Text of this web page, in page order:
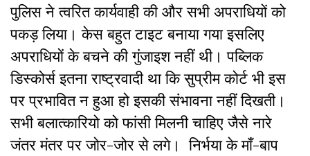
पुलिस ने त्वरित कार्यवाही की और सभी अपराधियों को
पकड़ लिया। केस बहुत टाइट बनाया गया इसलिए
अपराधियों के बचने की गुंजाइश नहीं थी। पब्लिक
डिस्कोर्स इतना राष्ट्रवादी था कि सुप्रीम कोर्ट भी इस
पर प्रभावित न हुआ हो इसकी संभावना नहीं दिखती।
सभी बलात्कारियो को फांसी मिलनी चाहिए जैसे नारे
जंतर मंतर पर जोर-जोर से लगे। निर्भया के माँ-बाप